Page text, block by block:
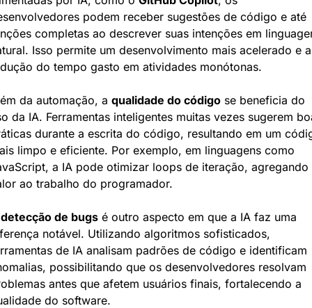
podem receber sugestões de código e até
completas ao descrever suas intenções em
Isso permite um desenvolvimento mais acelerado e a
do tempo gasto em atividades monótonas.
da automação, a qualidade do código se beneficia do
da IA. Ferramentas inteligentes muitas vezes sugerem
durante a escrita do código, resultando em um
limpo e eficiente. Por exemplo, em linguagens como
a IA pode otimizar loops de iteração, agregando
ao trabalho do programador.
detecção de bugs é outro aspecto em que a IA faz uma
notável. Utilizando algoritmos sofisticados,
de IA analisam padrões de código e identificam
possibilitando que os desenvolvedores resolvam
antes que afetem usuários finais, fortalecendo a
do software.